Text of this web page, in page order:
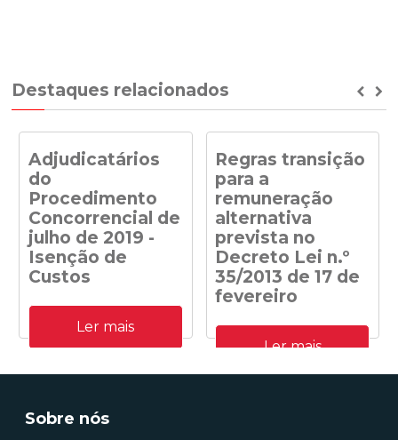
Destaques relacionados
Adjudicatários
do
Procedimento
Concorrencial de
julho de 2019 -
Isenção de
Custos
Adjudicatários do
Procedimento
Concorrencial de julho de
capacidade de receção na
produzida em centrais
solares fotovoltaicas -
Ler mais
Regras transição
para a
remuneração
alternativa
prevista no
Decreto Lei n.º
35/2013 de 17 de
fevereiro
Despacho n.º
41/DGEG/2020: Regras
Ler mais
Sobre nós